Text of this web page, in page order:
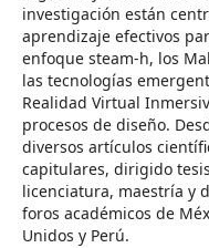
investigación están
aprendizaje efectivos
enfoque steam-h, los
las tecnologías
Realidad Virtual
procesos de diseño.
diversos artículos
capitulares, dirigido
licenciatura, maestría y
foros académicos de
Unidos y Perú.